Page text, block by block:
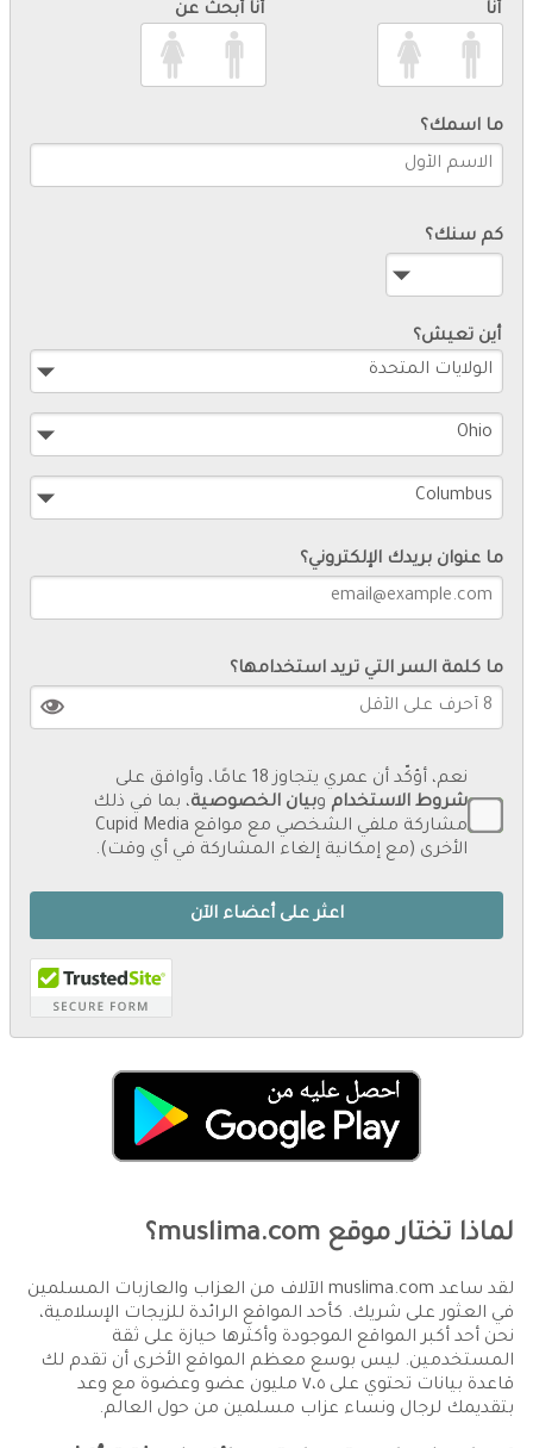
أنا أنا أبحث عن
ما اسمك؟
كم سنك؟
أين تعيش؟
ما عنوان بريدك الإلكتروني؟
ما كلمة السر التي تريد استخدامها؟
نعم، أؤكّد أن عمري يتجاوز 18 عامًا، وأوافق على
شروط الاستخدام وبيان الخصوصية، بما في ذلك
مشاركة ملفي الشخصي مع مواقع Cupid Media
الأخرى (مع إمكانية إلغاء المشاركة في أي وقت).
لماذا تختار موقع muslima.com؟
لقد ساعد muslima.com الآلاف من العزاب والعازبات المسلمين
في العثور على شريك. كأحد المواقع الرائدة للزيجات الإسلامية،
نحن أحد أكبر المواقع الموجودة وأكثرها حيازة على ثقة
المستخدمين. ليس بوسع معظم المواقع الأخرى أن تقدم لك
قاعدة بيانات تحتوي على ٧،٥ مليون عضو وعضوة مع وعد
بتقديمك لرجال ونساء عزاب مسلمين من حول العالم.